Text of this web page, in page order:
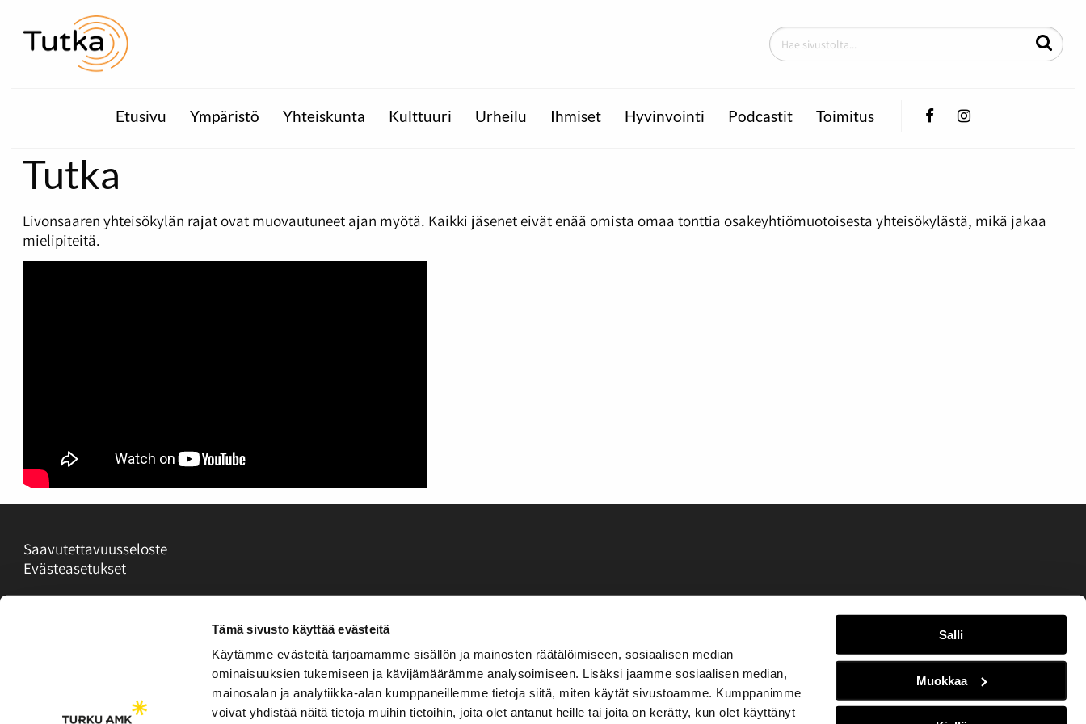
Tämä sivusto käyttää evästeitä
Käytämme evästeitä tarjoamamme sisällön ja mainosten räätälöimiseen, sosiaalisen median
ominaisuuksien tukemiseen ja kävijämäärämme analysoimiseen. Lisäksi jaamme sosiaalisen median,
mainosalan ja analytiikka-alan kumppaneillemme tietoja siitä, miten käytät sivustoamme. Kumppanimme
voivat yhdistää näitä tietoja muihin tietoihin, joita olet antanut heille tai joita on kerätty, kun olet käyttänyt
Salli
Muokkaa
Etusivu Ympäristö Yhteiskunta Kulttuuri Urheilu Ihmiset Hyvinvointi Podcastit Toimitus FacebookInstagram
Tutka
Livonsaaren yhteisökylän rajat ovat muovautuneet ajan myötä. Kaikki jäsenet eivät enää omista omaa tonttia osakeyhtiömuotoisesta yhteisökylästä, mikä jakaa
mielipiteitä.
Saavutettavuusseloste
Evästeasetukset